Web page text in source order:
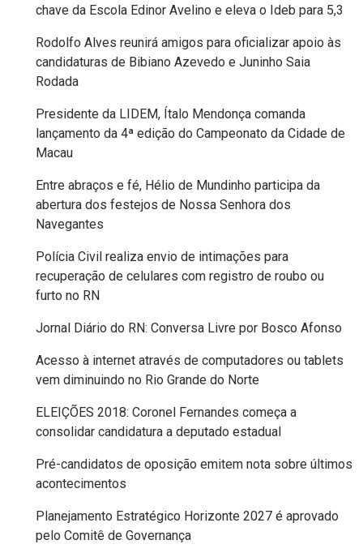
DESENVOLVIMENTO
RURAL
DIA
DAS
CRIANÇAS
ECONOMIA
EDUCAÇÃO
ELEIÇÃO
ESCOLAR
2026
EMANCIPAÇÃO
CARNAUBAIS
EMANCIPAÇÃO
chave da Escola Edinor Avelino e eleva o Ideb para 5,3
Rodolfo Alves reunirá amigos para oficializar apoio às
candidaturas de Bibiano Azevedo e Juninho Saia
Rodada
Presidente da LIDEM, Ítalo Mendonça comanda
lançamento da 4ª edição do Campeonato da Cidade de
Macau
Entre abraços e fé, Hélio de Mundinho participa da
abertura dos festejos de Nossa Senhora dos
Navegantes
Polícia Civil realiza envio de intimações para
recuperação de celulares com registro de roubo ou
furto no RN
Jornal Diário do RN: Conversa Livre por Bosco Afonso
Acesso à internet através de computadores ou tablets
vem diminuindo no Rio Grande do Norte
ELEIÇÕES 2018: Coronel Fernandes começa a
consolidar candidatura a deputado estadual
Pré-candidatos de oposição emitem nota sobre últimos
acontecimentos
Planejamento Estratégico Horizonte 2027 é aprovado
pelo Comitê de Governança